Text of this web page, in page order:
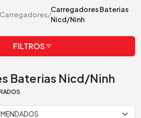
/
Carregadores Baterias
Nicd/Ninh
FILTROS
Baterias Nicd/Ninh